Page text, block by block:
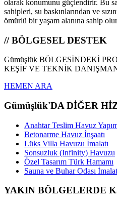
olarak konumunu güçlendirir. Bu
sahipleri, su baskınlarından ve
ömürlü bir yaşam alanına sahip
// BÖLGESEL DESTEK
Gümüşlük BÖLGESİNDEKİ
KEŞİF VE TEKNİK
HEMEN ARA
Gümüşlük'DA DİĞER
Anahtar Teslim Havuz
Betonarme Havuz İnşaatı
Lüks Villa Havuzu İmalatı
Sonsuzluk (Infinity) Havuzu
Özel Tasarım Türk Hamamı
Sauna ve Buhar Odası
YAKIN BÖLGELERDE